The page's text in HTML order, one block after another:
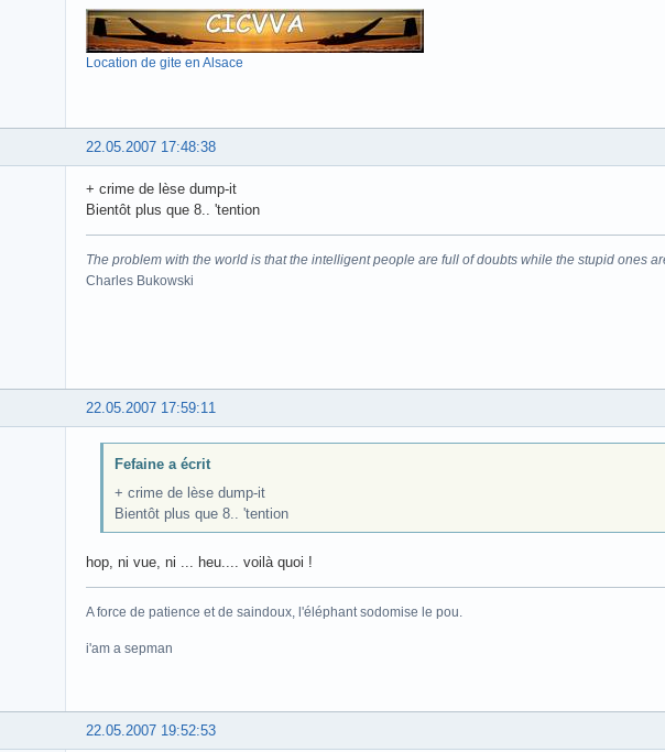
Location de gite en Alsace
22.05.2007 17:48:38
+ crime de lèse dump-it
Bientôt plus que 8.. 'tention
The problem with the world is that the intelligent people are full of doubts while the stupid ones
Charles Bukowski
22.05.2007 17:59:11
Fefaine a écrit
+ crime de lèse dump-it
Bientôt plus que 8.. 'tention
hop, ni vue, ni ... heu.... voilà quoi !
A force de patience et de saindoux, l'éléphant sodomise le pou.
i'am a sepman
22.05.2007 19:52:53